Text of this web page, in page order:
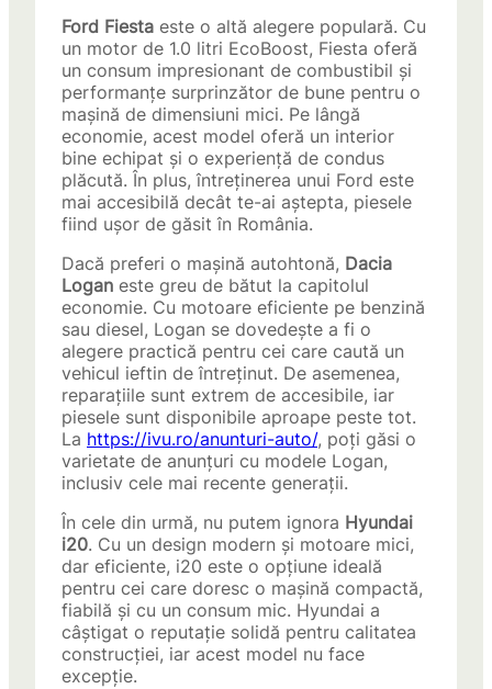
Ford Fiesta este o altă alegere populară. Cu
un motor de 1.0 litri EcoBoost, Fiesta oferă
un consum impresionant de combustibil și
performanțe surprinzător de bune pentru o
mașină de dimensiuni mici. Pe lângă
economie, acest model oferă un interior
bine echipat și o experiență de condus
plăcută. În plus, întreținerea unui Ford este
mai accesibilă decât te-ai aștepta, piesele
fiind ușor de găsit în România.
Dacă preferi o mașină autohtonă, Dacia
Logan este greu de bătut la capitolul
economie. Cu motoare eficiente pe benzină
sau diesel, Logan se dovedește a fi o
alegere practică pentru cei care caută un
vehicul ieftin de întreținut. De asemenea,
reparațiile sunt extrem de accesibile, iar
piesele sunt disponibile aproape peste tot.
La https://ivu.ro/anunturi-auto/, poți găsi o
varietate de anunțuri cu modele Logan,
inclusiv cele mai recente generații.
În cele din urmă, nu putem ignora Hyundai
i20. Cu un design modern și motoare mici,
dar eficiente, i20 este o opțiune ideală
pentru cei care doresc o mașină compactă,
fiabilă și cu un consum mic. Hyundai a
câștigat o reputație solidă pentru calitatea
construcției, iar acest model nu face
excepție.